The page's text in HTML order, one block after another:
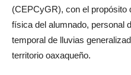
(CEPCyGR), con el propósito
física del alumnado, personal
temporal de lluvias
territorio oaxaqueño.